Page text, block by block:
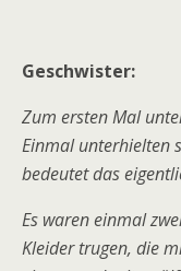
Geschwister:
Zum ersten Mal
Einmal unterhielten
bedeutet das
Es waren einmal
Kleider trugen, die